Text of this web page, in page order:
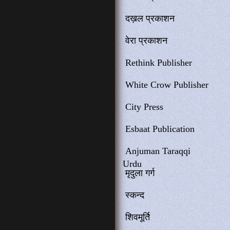
दख़ल प्रकाशन
वेरा प्रकाशन
Rethink Publisher
White Crow Publisher
City Press
Esbaat Publication
Anjuman Taraqqi
Urdu
मृदुला गर्ग
स्कन्द
शिवमूर्ति